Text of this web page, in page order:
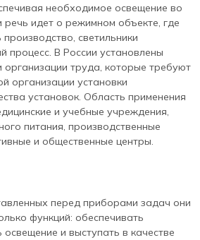
необходимое освещение во
речь идет о режимном объекте, где
светильники
процесс. В России установлены
организации труда, которые требуют
организации установки
установок. Область применения
и учебные учреждения,
питания, производственные
и общественные центры.
перед приборами задач они
функций: обеспечивать
и выступать в качестве